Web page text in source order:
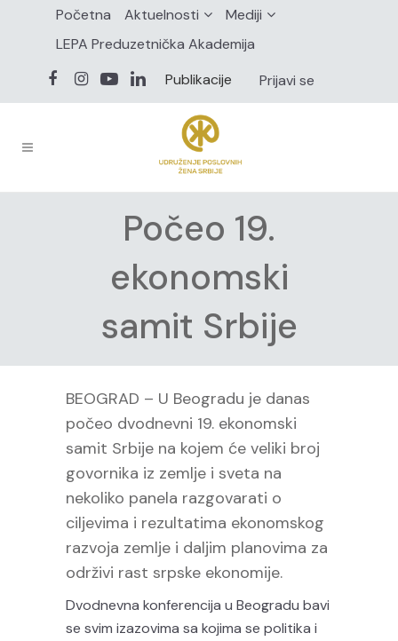
Početna Aktuelnosti
Mediji
LEPA Preduzetnička Akademija
Publikacije
Prijavi se
Počeo 19.
ekonomski
samit Srbije
BEOGRAD – U Beogradu je danas
počeo dvodnevni 19. ekonomski
samit Srbije na kojem će veliki broj
govornika iz zemlje i sveta na
nekoliko panela razgovarati o
ciljevima i rezultatima ekonomskog
razvoja zemlje i daljim planovima za
održivi rast srpske ekonomije.
Dvodnevna konferencija u Beogradu bavi
se svim izazovima sa kojima se politika i